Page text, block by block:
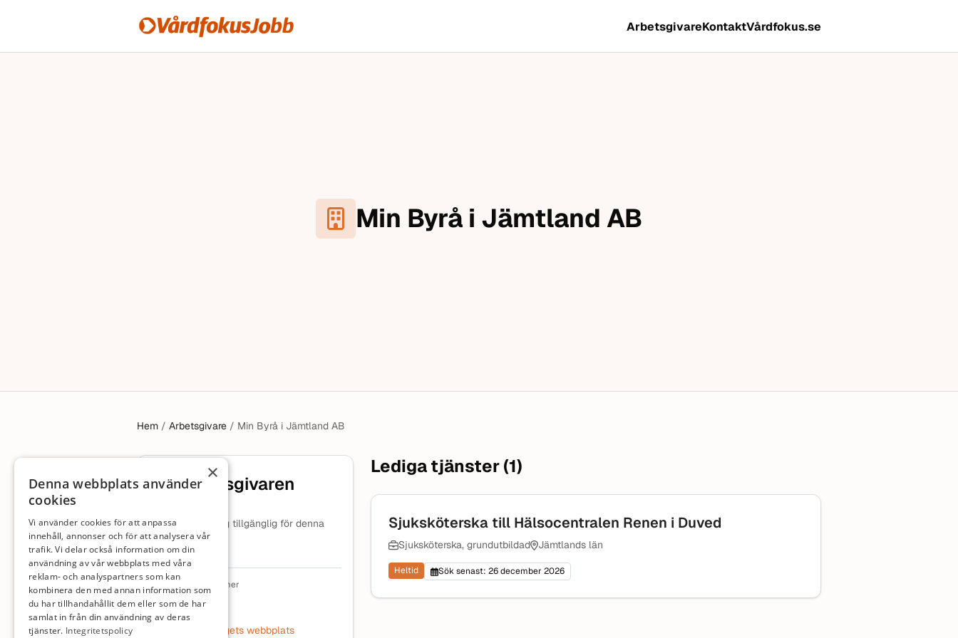
Hoppa till innehåll
Vårdfokusjobb ArbetsgivareKontaktVårdfokus.se
Min Byrå i Jämtland AB
Hem / Arbetsgivare / Min Byrå i Jämtland AB
Om arbetsgivaren
Ingen beskrivning tillgänglig för denna
arbetsgivare.
Organisationsnummer
5590277041
Webbplats
Besök företagets webbplats
Lediga tjänster (1)
Sjuksköterska till Hälsocentralen Renen i Duved
Sjuksköterska, grundutbildad Jämtlands län
Heltid Sök senast: 26 december 2026
×
Denna webbplats använder
cookies
Vi använder cookies för att anpassa
innehåll, annonser och för att analysera vår
trafik. Vi delar också information om din
användning av vår webbplats med våra
reklam- och analyspartners som kan
kombinera den med annan information som
du har tillhandahållit dem eller som de har
samlat in från din användning av deras
tjänster. Integritetspolicy